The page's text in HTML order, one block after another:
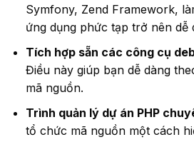
Symfony, Zend Framework,
ứng dụng phức tạp trở nên dễ
Tích hợp sẵn các công cụ
Điều này giúp bạn dễ dàng
mã nguồn.
Trình quản lý dự án PHP
tổ chức mã nguồn một cách